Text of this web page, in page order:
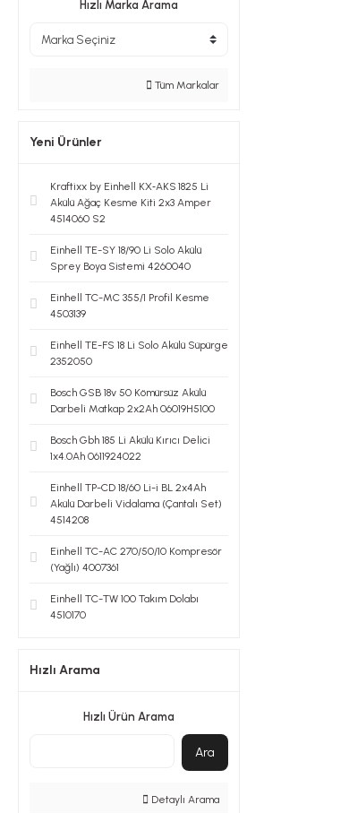
Hızlı Marka Arama
Tüm Markalar
Yeni Ürünler
Kraftixx by Einhell KX‑AKS 1825 Li
Akülü Ağaç Kesme Kiti 2x3 Amper
4514060 S2
Einhell TE-SY 18/90 Li Solo Akülü
Sprey Boya Sistemi 4260040
Einhell TC-MC 355/1 Profil Kesme
4503139
Einhell TE-FS 18 Li Solo Akülü Süpürge
2352050
Bosch GSB 18v 50 Kömürsüz Akülü
Darbeli Matkap 2x2Ah 06019H5100
Bosch Gbh 185 Li Akülü Kırıcı Delici
1x4.0Ah 0611924022
Einhell TP-CD 18/60 Li-i BL 2x4Ah
Akülü Darbeli Vidalama (Çantalı Set)
4514208
Einhell TC-AC 270/50/10 Kompresör
(Yağlı) 4007361
Einhell TC-TW 100 Takım Dolabı
4510170
Hızlı Arama
Hızlı Ürün Arama
Ara
Detaylı Arama